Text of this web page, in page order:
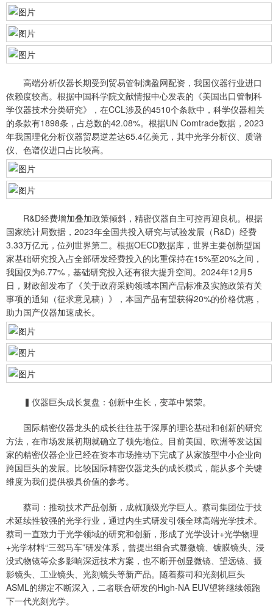
高端分析仪器长期受到贸易管制满盈网配资，我国仪器行业进口
依赖度较高。根据中国科学院文献情报中心发表的《美国出口管制科
学仪器技术分类研究》，在CCL涉及的4510个条款中，科学仪器相关
的条款有1898条，占总数的42.08%。根据UN Comtrade数据，2023
年我国理化分析仪器贸易逆差达65.4亿美元，其中光学分析仪、质谱
仪、色谱仪进口占比较高。
R&D经费增加叠加政策倾斜，精密仪器自主可控再迎良机。根据
国家统计局数据，2023年全国共投入研究与试验发展（R&D）经费
3.33万亿元，位列世界第二。根据OECD数据库，世界主要创新型国
家基础研究投入占全部研发经费投入的比重保持在15%至20%之间，
我国仅为6.77%，基础研究投入还有很大提升空间。2024年12月5
日，财政部发布了《关于政府采购领域本国产品标准及实施政策有关
事项的通知（征求意见稿）》，本国产品有望获得20%的价格优惠，
助力国产仪器加速成长。
▍仪器巨头成长复盘：创新中生长，变革中繁荣。
国际精密仪器龙头的成长往往基于深厚的理论基础和创新的研究
方法，在市场发展初期就确立了领先地位。目前美国、欧洲等发达国
家的精密仪器企业已经在资本市场推动下完成了从家族型中小企业向
跨国巨头的发展。比较国际精密仪器龙头的成长模式，能从多个关键
维度为我们提供极具价值的参考。
蔡司：推动技术产品创新，成就顶级光学巨人。蔡司集团位于技
术延续性较强的光学行业，通过内生式研发引领全球高端光学技术。
蔡司一直致力于光学领域的研究和创新，形成了光学设计+光学物理
+光学材料“三驾马车”研发体系，曾提出组合式显微镜、镀膜镜头、浸
没式物镜等众多影响深远技术方案，也不断开创显微镜、望远镜、摄
影镜头、工业镜头、光刻镜头等新产品。随着蔡司和光刻机巨头
ASML的绑定不断深入，二者联合研发的High-NA EUV望将继续领跑
下一代光刻光学。